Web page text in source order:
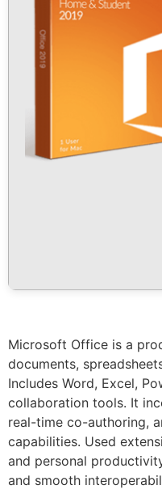
Microsoft Office is a
documents,
Includes Word, Excel,
collaboration tools. It
real-time co-authoring,
capabilities. Used
and personal
and smooth